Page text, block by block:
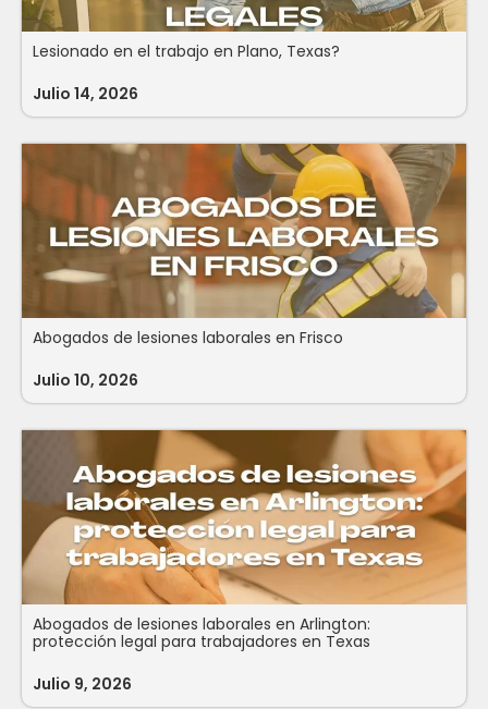
Lesionado en el trabajo en Plano, Texas?
Julio 14, 2026
Abogados de lesiones laborales en Frisco
Julio 10, 2026
Abogados de lesiones laborales en Arlington:
protección legal para trabajadores en Texas
Julio 9, 2026